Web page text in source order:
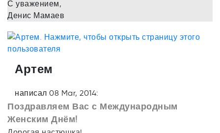
С уважением,
Денис Мамаев
Артем
написал 08 Mar, 2014:
Поздравляем Вас с Международным
Женским Днём!